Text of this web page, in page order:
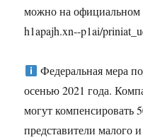
можно на
h1apajh.xn--p1ai/
Федеральная мера
осенью 2021 года.
могут компенсировать
представители малого